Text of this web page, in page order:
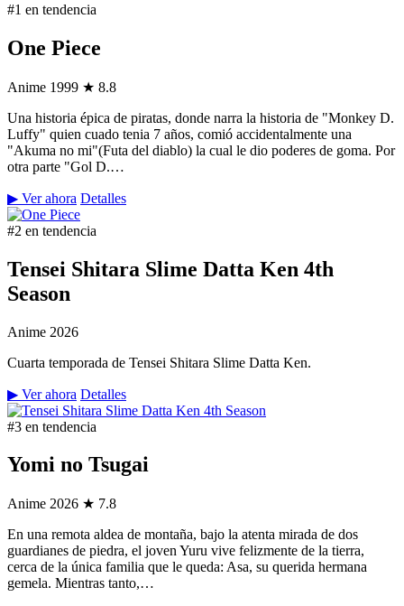
#1 en tendencia
One Piece
Anime 1999 ★ 8.8
Una historia épica de piratas, donde narra la historia de "Monkey D.
Luffy" quien cuado tenia 7 años, comió accidentalmente una
"Akuma no mi"(Futa del diablo) la cual le dio poderes de goma. Por
otra parte "Gol D.…
▶ Ver ahora Detalles
#2 en tendencia
Tensei Shitara Slime Datta Ken 4th
Season
Anime 2026
Cuarta temporada de Tensei Shitara Slime Datta Ken.
▶ Ver ahora Detalles
#3 en tendencia
Yomi no Tsugai
Anime 2026 ★ 7.8
En una remota aldea de montaña, bajo la atenta mirada de dos
guardianes de piedra, el joven Yuru vive felizmente de la tierra,
cerca de la única familia que le queda: Asa, su querida hermana
gemela. Mientras tanto,…